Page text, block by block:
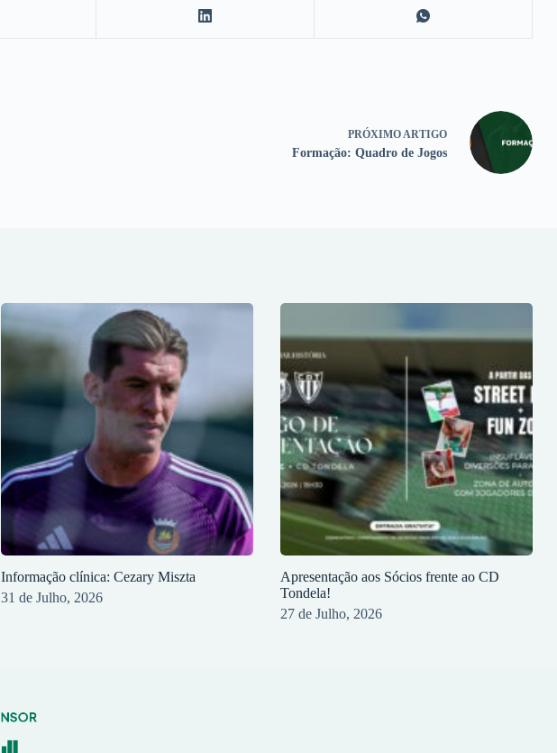
PRÓXIMO ARTIGO
Formação: Quadro de Jogos
Informação clínica: Cezary Miszta
31 de Julho, 2026
Apresentação aos Sócios frente ao CD
Tondela!
27 de Julho, 2026